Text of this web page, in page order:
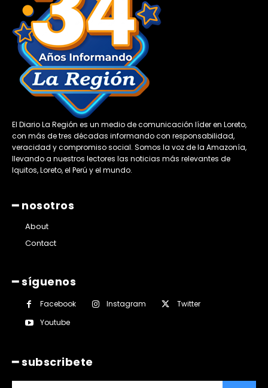
El Diario La Región es un medio de comunicación líder en Loreto,
con más de tres décadas informando con responsabilidad,
veracidad y compromiso social. Somos la voz de la Amazonía,
llevando a nuestros lectores las noticias más relevantes de
Iquitos, Loreto, el Perú y el mundo.
━ nosotros
About
Contact
━ síguenos
Facebook Instagram
Twitter
Youtube
━ subscribete